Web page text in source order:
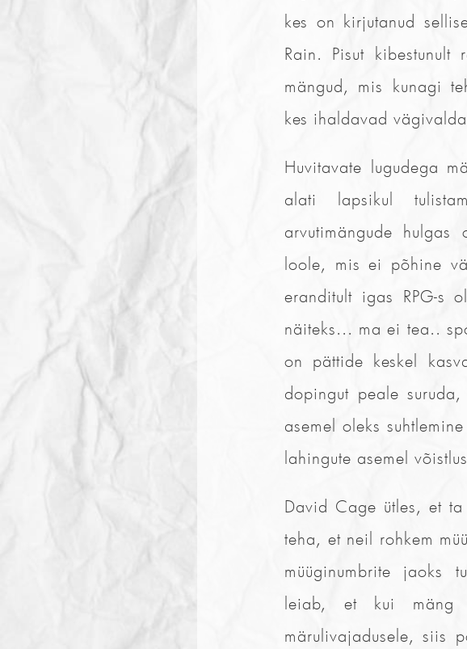
kes on kirjutanud
Rain. Pisut
mängud, mis kunagi
kes ihaldavad
Huvitavate lugudega
alati lapsikul
arvutimängude
loole, mis ei põhine
eranditult igas RPG-s
näiteks... ma ei tea..
on pättide keskel
dopingut peale
asemel oleks
lahingute asemel
David Cage ütles, et
teha, et neil rohkem
müüginumbrite jaoks
leiab, et kui mäng
märulivajadusele, siis